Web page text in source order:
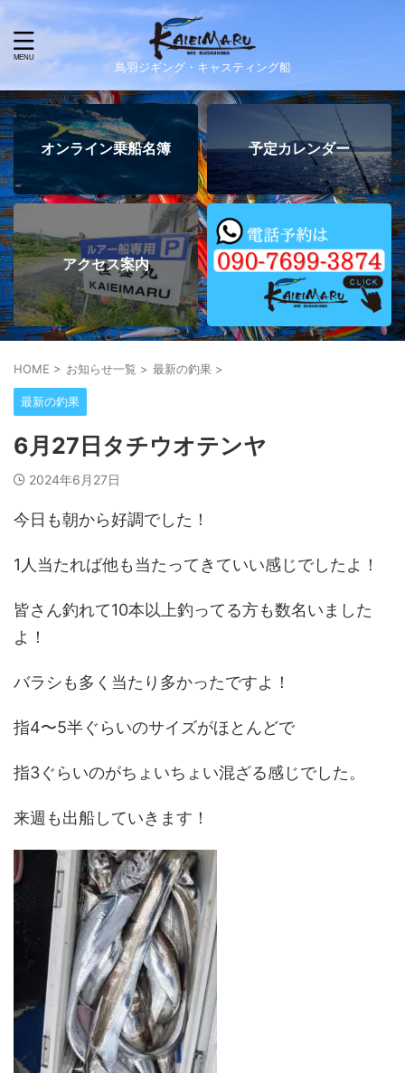
鳥羽ジギング・キャスティング船
オンライン乗船名簿 予定カレンダー
アクセス案内
HOME > お知らせ一覧 > 最新の釣果 >
最新の釣果
6月27日タチウオテンヤ
2024年6月27日
今日も朝から好調でした！
1人当たれば他も当たってきていい感じでしたよ！
皆さん釣れて10本以上釣ってる方も数名いました
よ！
バラシも多く当たり多かったですよ！
指4〜5半ぐらいのサイズがほとんどで
指3ぐらいのがちょいちょい混ざる感じでした。
来週も出船していきます！